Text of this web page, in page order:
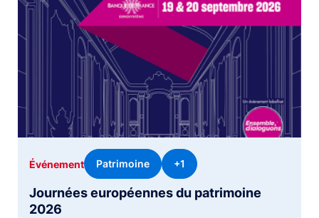
Journées européennes du patrimoine
2026
Événement Patrimoine +1